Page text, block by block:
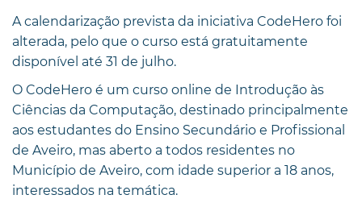
A calendarização prevista da iniciativa CodeHero foi
alterada, pelo que o curso está gratuitamente
disponível até 31 de julho.
O CodeHero é um curso online de Introdução às
Ciências da Computação, destinado principalmente
aos estudantes do Ensino Secundário e Profissional
de Aveiro, mas aberto a todos residentes no
Município de Aveiro, com idade superior a 18 anos,
interessados na temática.